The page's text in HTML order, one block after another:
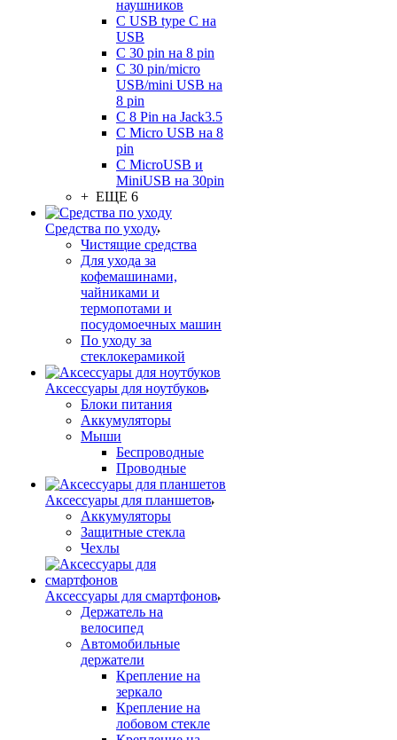
наушников
С USB type C на
USB
С 30 pin на 8 pin
С 30 pin/micro
USB/mini USB на
8 pin
С 8 Pin на Jack3.5
С Micro USB на 8
pin
С MicroUSB и
MiniUSB на 30pin
+ ЕЩЕ 6
Средства по уходу
Чистящие средства
Для ухода за
кофемашинами,
чайниками и
термопотами и
посудомоечных машин
По уходу за
стеклокерамикой
Аксессуары для ноутбуков
Блоки питания
Аккумуляторы
Мыши
Беспроводные
Проводные
Аксессуары для планшетов
Аккумуляторы
Защитные стекла
Чехлы
Аксессуары для смартфонов
Держатель на
велосипед
Автомобильные
держатели
Крепление на
зеркало
Крепление на
лобовом стекле